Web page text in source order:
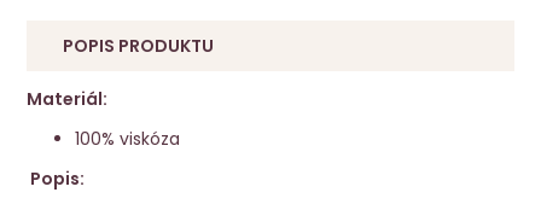
POPIS PRODUKTU
Materiál:
100% viskóza
Popis: